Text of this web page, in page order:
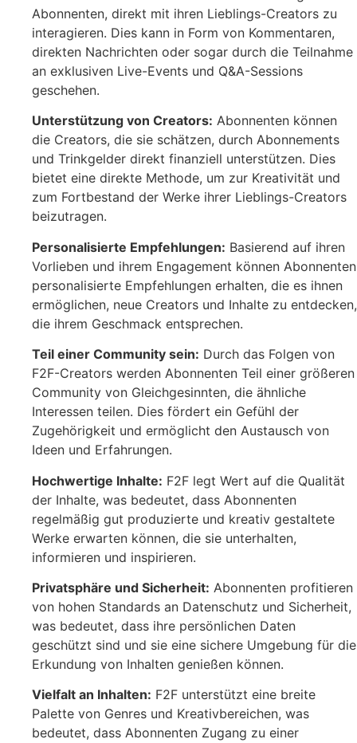
Abonnenten, direkt mit ihren Lieblings-Creators zu
interagieren. Dies kann in Form von Kommentaren,
direkten Nachrichten oder sogar durch die Teilnahme
an exklusiven Live-Events und Q&A-Sessions
geschehen.
Unterstützung von Creators: Abonnenten können
die Creators, die sie schätzen, durch Abonnements
und Trinkgelder direkt finanziell unterstützen. Dies
bietet eine direkte Methode, um zur Kreativität und
zum Fortbestand der Werke ihrer Lieblings-Creators
beizutragen.
Personalisierte Empfehlungen: Basierend auf ihren
Vorlieben und ihrem Engagement können Abonnenten
personalisierte Empfehlungen erhalten, die es ihnen
ermöglichen, neue Creators und Inhalte zu entdecken,
die ihrem Geschmack entsprechen.
Teil einer Community sein: Durch das Folgen von
F2F-Creators werden Abonnenten Teil einer größeren
Community von Gleichgesinnten, die ähnliche
Interessen teilen. Dies fördert ein Gefühl der
Zugehörigkeit und ermöglicht den Austausch von
Ideen und Erfahrungen.
Hochwertige Inhalte: F2F legt Wert auf die Qualität
der Inhalte, was bedeutet, dass Abonnenten
regelmäßig gut produzierte und kreativ gestaltete
Werke erwarten können, die sie unterhalten,
informieren und inspirieren.
Privatsphäre und Sicherheit: Abonnenten profitieren
von hohen Standards an Datenschutz und Sicherheit,
was bedeutet, dass ihre persönlichen Daten
geschützt sind und sie eine sichere Umgebung für die
Erkundung von Inhalten genießen können.
Vielfalt an Inhalten: F2F unterstützt eine breite
Palette von Genres und Kreativbereichen, was
bedeutet, dass Abonnenten Zugang zu einer